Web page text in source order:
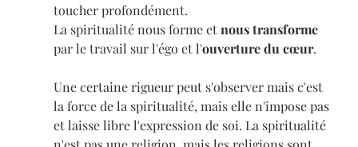
toucher profondément.
La spiritualité nous forme et nous transforme
par le travail sur l'égo et l'ouverture du cœur.
Une certaine rigueur peut s'observer mais c'est
la force de la spiritualité, mais elle n'impose pas
et laisse libre l'expression de soi. La spiritualité